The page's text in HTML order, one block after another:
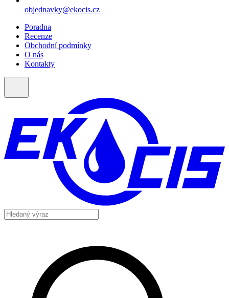
objednavky@ekocis.cz
Poradna
Recenze
Obchodní podmínky
O nás
Kontakty